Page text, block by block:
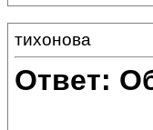
тихонова
Ответ: